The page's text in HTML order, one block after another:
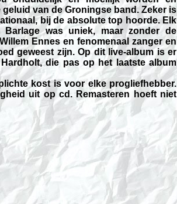
van de Groningse band. Zeker is
bij de absolute top hoorde. Elk
was uniek, maar zonder de
Ennes en fenomenaal zanger en
geweest zijn. Op dit live-album is er
die pas op het laatste album
kost is voor elke progliefhebber.
uit op cd. Remasteren hoeft niet